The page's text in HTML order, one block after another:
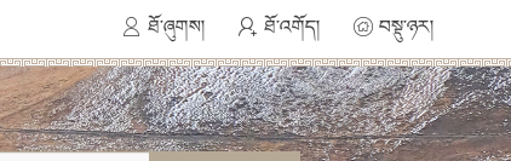
ཐོ་ཞུགས། ཐོ་འགོད། བསྡུ་ཉར།